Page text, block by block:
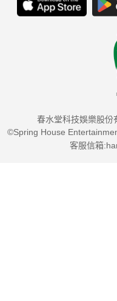
春水堂科技娛樂股份
©Spring House
客服信箱